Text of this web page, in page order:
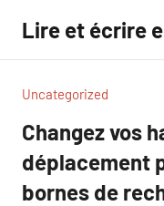
contenu
Lire et écrire
Uncategorized
Changez vos
déplacement
bornes de